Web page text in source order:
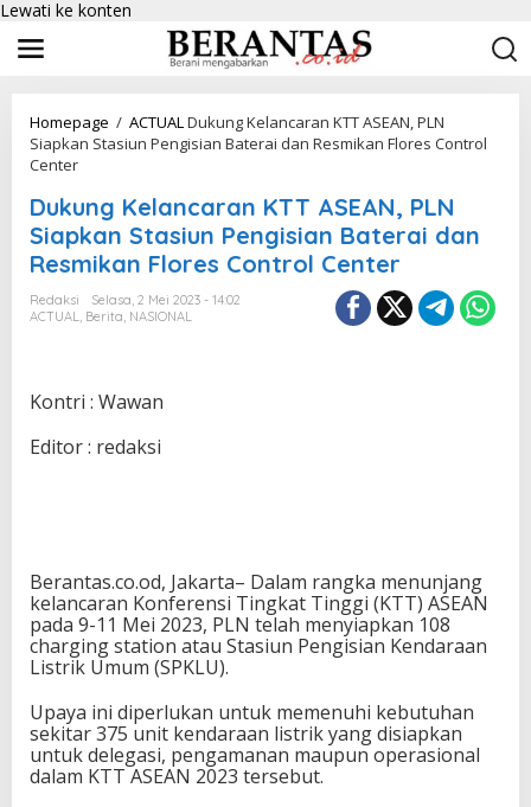
Lewati ke konten
Homepage / ACTUALDukung Kelancaran KTT ASEAN, PLN
Siapkan Stasiun Pengisian Baterai dan Resmikan Flores Control
Center
Dukung Kelancaran KTT ASEAN, PLN
Siapkan Stasiun Pengisian Baterai dan
Resmikan Flores Control Center
Redaksi
Selasa, 2 Mei 2023 - 14:02
ACTUAL, Berita, NASIONAL
Kontri : Wawan
Editor : redaksi
Berantas.co.od, Jakarta– Dalam rangka menunjang
kelancaran Konferensi Tingkat Tinggi (KTT) ASEAN
pada 9-11 Mei 2023, PLN telah menyiapkan 108
charging station atau Stasiun Pengisian Kendaraan
Listrik Umum (SPKLU).
Upaya ini diperlukan untuk memenuhi kebutuhan
sekitar 375 unit kendaraan listrik yang disiapkan
untuk delegasi, pengamanan maupun operasional
dalam KTT ASEAN 2023 tersebut.